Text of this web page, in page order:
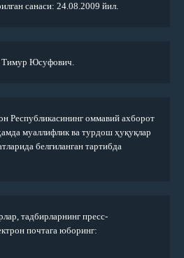
санаси: 24.08.2009 йил.
Юсуфович.
Республикасининг оммавий ахборот
муаллифлик ва турдош ҳуқуқлар
белгиланган тартибда
тадбирларнинг пресс-
почтага юборинг: